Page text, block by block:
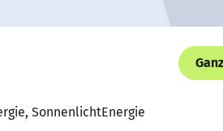
SonnenlichtEnergie